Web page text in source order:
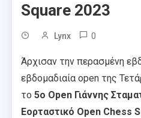
Square 2023
Lynx 0
Άρχισαν την περασμένη
εβδομαδιαία open της
το 5ο Open Γιάννης
Εορταστικό Open Chess